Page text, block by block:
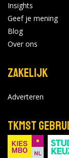
Insights
Geef je mening
Blog
Over ons
Zakelijk
Adverteren
TKMST